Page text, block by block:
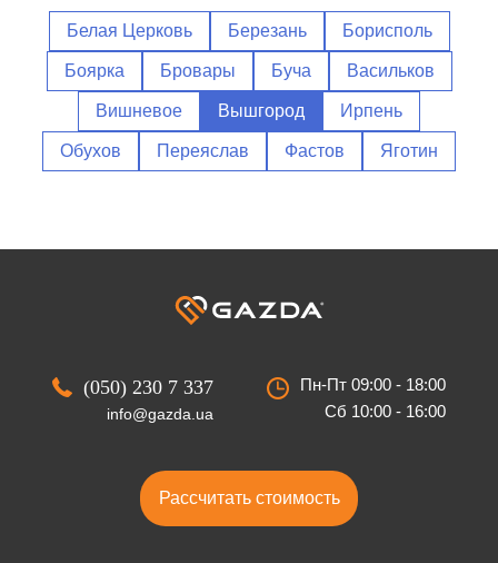
Белая Церковь Березань Борисполь
Боярка Бровары Буча Васильков
Вишневое Вышгород Ирпень
Обухов Переяслав Фастов Яготин
(050) 230 7 337
info@gazda.ua
Пн-Пт 09:00 - 18:00
Сб 10:00 - 16:00
Рассчитать стоимость